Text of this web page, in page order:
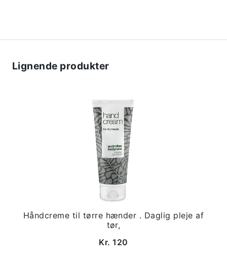
Lignende produkter
Håndcreme til tørre hænder . Daglig pleje af
tør,
Kr. 120